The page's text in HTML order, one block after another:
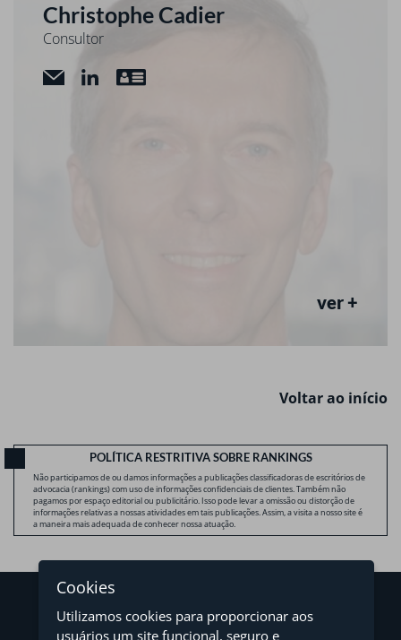
Christophe Cadier
Consultor
ver +
Voltar ao início
POLÍTICA RESTRITIVA SOBRE RANKINGS
Não participamos de ou damos informações a publicações classificadoras de escritórios de
advocacia (rankings) com uso de informações confidenciais de clientes. Também não
pagamos por espaço editorial ou publicitário. Isso pode levar a omissão ou distorção de
informações relativas a nossas atividades em tais publicações. Assim, a visita a nosso site é
a maneira mais adequada de conhecer nossa atuação.
Cookies
Utilizamos cookies para proporcionar aos
usuários um site funcional, seguro e